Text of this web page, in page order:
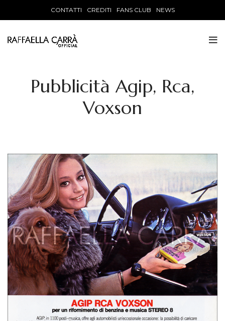
CONTATTI CREDITI FANS CLUB NEWS
Pubblicità Agip, Rca,
Voxson